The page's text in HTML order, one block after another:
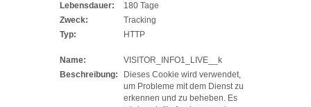
Lebensdauer:
180 Tage
Zweck:
Tracking
Typ:
HTTP
Name:
VISITOR_INFO1_LIVE__k
Beschreibung:
Dieses Cookie wird verwendet,
um Probleme mit dem Dienst zu
erkennen und zu beheben. Es